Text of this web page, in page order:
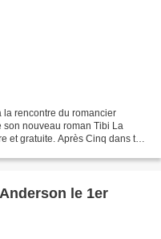
la rencontre du romancier
nouveau roman Tibi La
et gratuite. Après Cinq dans tes
le 1er